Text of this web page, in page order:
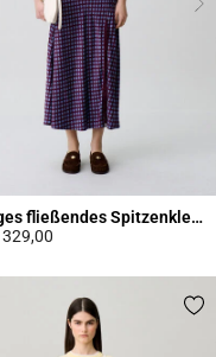
Langes fließendes Spitzenkleid
329,00